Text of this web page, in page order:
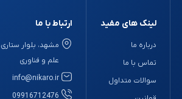
لینک های مفید
درباره ما
تماس با ما
سوالات متداول
ارتباط با ما
علم و فناوری
info@nikaro.ir
09916712476